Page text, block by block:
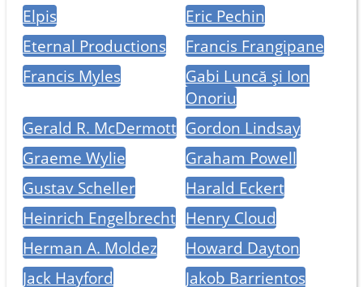
Elpis
Eric Pechin
Eternal Productions
Francis Frangipane
Francis Myles
Gabi Luncă și Ion
Onoriu
Gerald R. McDermott Gordon Lindsay
Graeme Wylie
Graham Powell
Gustav Scheller
Harald Eckert
Heinrich Engelbrecht Henry Cloud
Herman A. Moldez
Howard Dayton
Jack Hayford
Jakob Barrientos